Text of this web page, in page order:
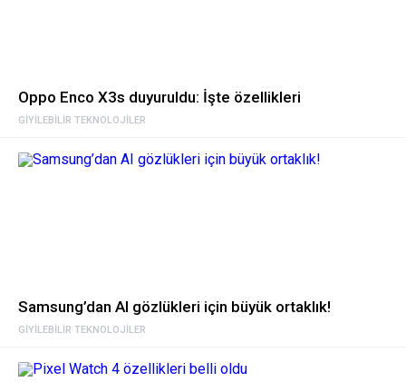
GIYILEBILIR TEKNOLOJILER
Oppo Enco X3s duyuruldu: İşte özellikleri
GIYILEBILIR TEKNOLOJILER
Samsung’dan AI gözlükleri için büyük ortaklık!